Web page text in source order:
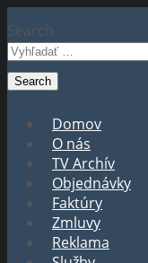
Search
Domov
O nás
TV Archív
Objednávky
Faktúry
Zmluvy
Reklama